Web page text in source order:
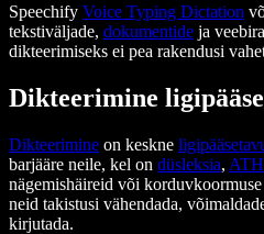
Speechify Voice Typing Dictation
tekstiväljade, dokumentide ja
dikteerimiseks ei pea rakendusi
Dikteerimine
Dikteerimine on keskne
barjääre neile, kel on düsleksia, ATH
nägemishäireid või
neid takistusi vähendada,
kirjutada.